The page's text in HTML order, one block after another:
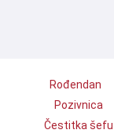
Rođendan
Pozivnica
Čestitka šefu